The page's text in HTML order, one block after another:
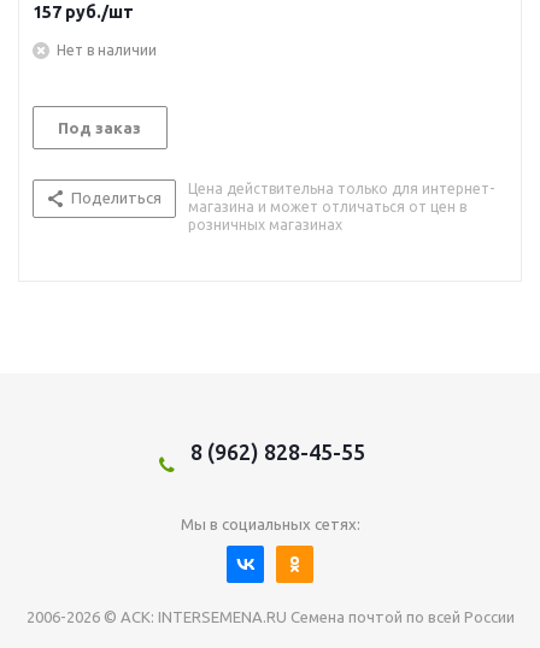
157 руб./шт
Нет в наличии
Под заказ
Поделиться
Цена действительна только для интернет-
магазина и может отличаться от цен в
розничных магазинах
8 (962) 828-45-55
Мы в социальных сетях:
2006-2026 © АСК: INTERSEMENA.RU Семена почтой по всей России